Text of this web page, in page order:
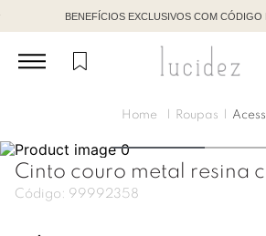
BENEFÍCIOS EXCLUSIVOS COM CÓDIGO
Roupas
Cinto couro metal resina
Código: 99992358